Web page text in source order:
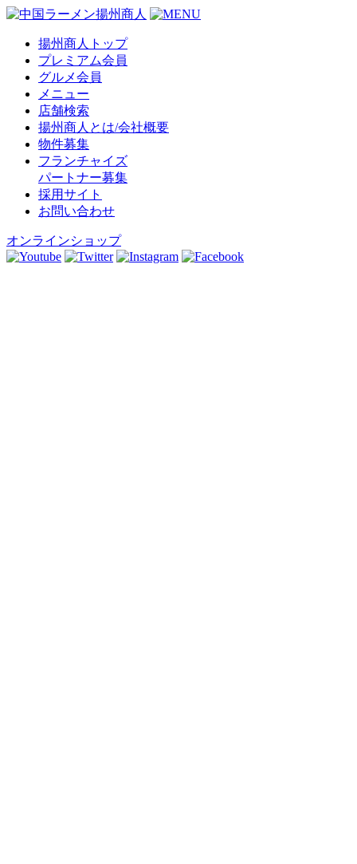
揚州商人トップ
プレミアム会員
グルメ会員
メニュー
店舗検索
揚州商人とは/会社概要
物件募集
フランチャイズ
パートナー募集
採用サイト
お問い合わせ
オンラインショップ